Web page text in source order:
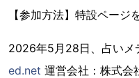
【参加方法】特設ページ
2026年5月28日、占いメ
ed.net 運営会社：株式